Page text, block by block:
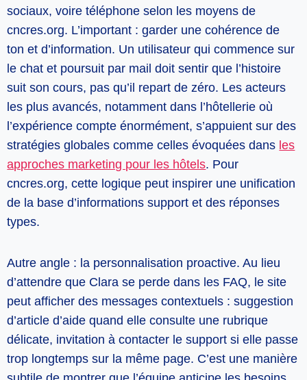
sociaux, voire téléphone selon les moyens de
cncres.org. L’important : garder une cohérence de
ton et d’information. Un utilisateur qui commence sur
le chat et poursuit par mail doit sentir que l’histoire
suit son cours, pas qu’il repart de zéro. Les acteurs
les plus avancés, notamment dans l’hôtellerie où
l’expérience compte énormément, s’appuient sur des
stratégies globales comme celles évoquées dans les
approches marketing pour les hôtels. Pour
cncres.org, cette logique peut inspirer une unification
de la base d’informations support et des réponses
types.
Autre angle : la personnalisation proactive. Au lieu
d’attendre que Clara se perde dans les FAQ, le site
peut afficher des messages contextuels : suggestion
d’article d’aide quand elle consulte une rubrique
délicate, invitation à contacter le support si elle passe
trop longtemps sur la même page. C’est une manière